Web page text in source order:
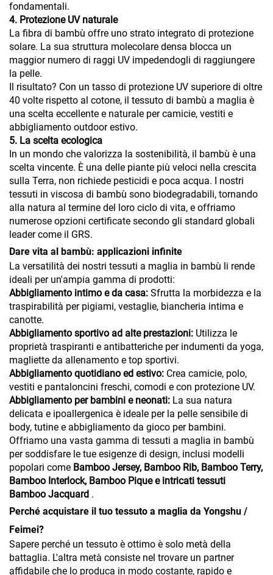
fondamentali.
4. Protezione UV naturale
La fibra di bambù offre uno strato integrato di protezione
solare. La sua struttura molecolare densa blocca un
maggior numero di raggi UV impedendogli di raggiungere
la pelle.
Il risultato? Con un tasso di protezione UV superiore di oltre
40 volte rispetto al cotone, il tessuto di bambù a maglia è
una scelta eccellente e naturale per camicie, vestiti e
abbigliamento outdoor estivo.
5. La scelta ecologica
In un mondo che valorizza la sostenibilità, il bambù è una
scelta vincente. È una delle piante più veloci nella crescita
sulla Terra, non richiede pesticidi e poca acqua. I nostri
tessuti in viscosa di bambù sono biodegradabili, tornando
alla natura al termine del loro ciclo di vita, e offriamo
numerose opzioni certificate secondo gli standard globali
leader come il GRS.
Dare vita al bambù: applicazioni infinite
La versatilità dei nostri tessuti a maglia in bambù li rende
ideali per un'ampia gamma di prodotti:
Abbigliamento intimo e da casa: Sfrutta la morbidezza e la
traspirabilità per pigiami, vestaglie, biancheria intima e
canotte.
Abbigliamento sportivo ad alte prestazioni: Utilizza le
proprietà traspiranti e antibatteriche per indumenti da yoga,
magliette da allenamento e top sportivi.
Abbigliamento quotidiano ed estivo: Crea camicie, polo,
vestiti e pantaloncini freschi, comodi e con protezione UV.
Abbigliamento per bambini e neonati: La sua natura
delicata e ipoallergenica è ideale per la pelle sensibile di
body, tutine e abbigliamento da gioco per bambini.
Offriamo una vasta gamma di tessuti a maglia in bambù
per soddisfare le tue esigenze di design, inclusi modelli
popolari come Bamboo Jersey, Bamboo Rib, Bamboo Terry,
Bamboo Interlock, Bamboo Pique e intricati tessuti
Bamboo Jacquard .
Perché acquistare il tuo tessuto a maglia da Yongshu /
Feimei?
Sapere perché un tessuto è ottimo è solo metà della
battaglia. L'altra metà consiste nel trovare un partner
affidabile che lo produca in modo costante, rapido e